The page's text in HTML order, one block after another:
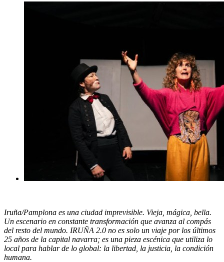
Iruña/Pamplona es una ciudad imprevisible. Vieja, mágica, bella.
Un escenario en constante transformación que avanza al compás
del resto del mundo. IRUÑA 2.0 no es solo un viaje por los últimos
25 años de la capital navarra; es una pieza escénica que utiliza lo
local para hablar de lo global: la libertad, la justicia, la condición
humana.